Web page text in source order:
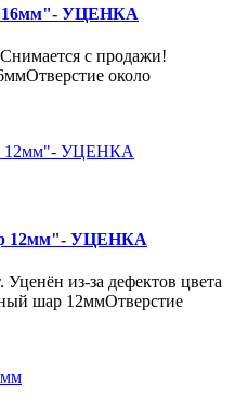
16мм"- УЦЕНКА
с продажи!
около
12мм"- УЦЕНКА
из-за дефектов цвета
шар 12ммОтверстие